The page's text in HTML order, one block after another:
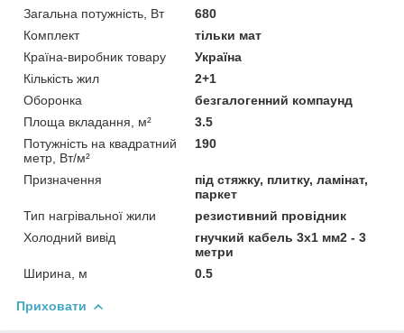
Загальна потужність, Вт
680
Комплект
тільки мат
Країна-виробник товару
Україна
Кількість жил
2+1
Оборонка
безгалогенний компаунд
Площа вкладання, м²
3.5
Потужність на квадратний
метр, Вт/м²
190
Призначення
під стяжку, плитку, ламінат,
паркет
Тип нагрівальної жили
резистивний провідник
Холодний вивід
гнучкий кабель 3х1 мм2 - 3
метри
Ширина, м
0.5
Приховати